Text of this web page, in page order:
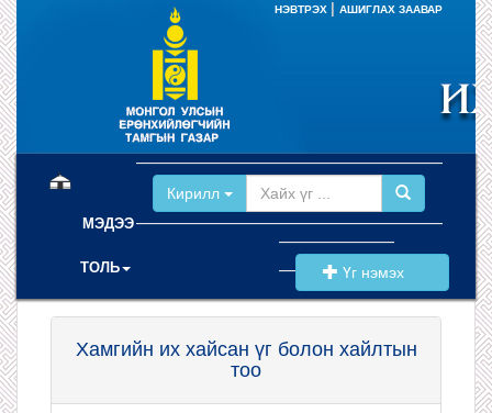
НЭВТРЭХ АШИГЛАХ ЗААВАР
МЭДЭЭ
ТОЛЬ
Кирилл
Үг нэмэх
Хамгийн их хайсан үг болон хайлтын
тоо